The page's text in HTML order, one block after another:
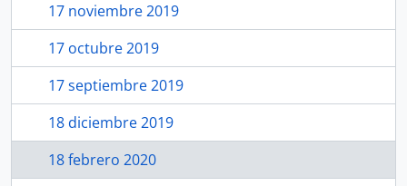
17 noviembre 2019
17 octubre 2019
17 septiembre 2019
18 diciembre 2019
18 febrero 2020